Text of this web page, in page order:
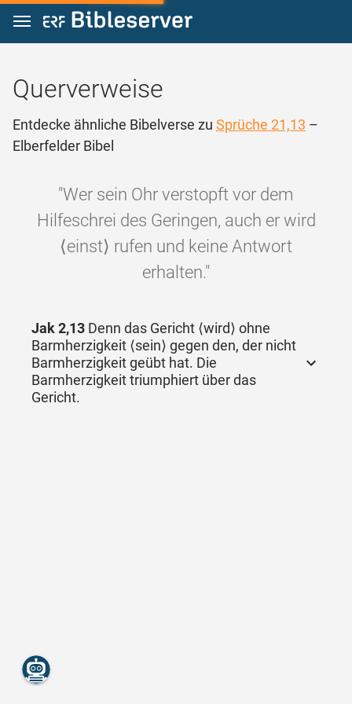
Zum Inhalt springen
Querverweise
Entdecke ähnliche Bibelverse zu Sprüche 21,13 –
Elberfelder Bibel
"Wer sein Ohr verstopft vor dem
Hilfeschrei des Geringen, auch er wird
⟨einst⟩ rufen und keine Antwort
erhalten."
Jak 2,13 Denn das Gericht ⟨wird⟩ ohne
Barmherzigkeit ⟨sein⟩ gegen den, der nicht
Barmherzigkeit geübt hat. Die
Barmherzigkeit triumphiert über das
Gericht.